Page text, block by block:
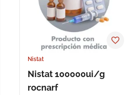
Nistat
Nistat 100000ui/g
rocnarf
pañales